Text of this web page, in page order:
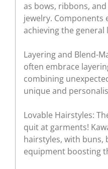
as bows, ribbons,
jewelry. Components
achieving the general
Layering and Blend-
often embrace
combining
unique and
Lovable Hairstyles:
quit at garments!
hairstyles, with buns,
equipment boosting